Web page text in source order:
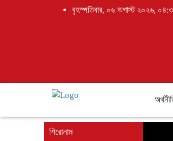
বৃহস্পতিবার, ০৬ অগাস্ট ২০২৬,
শিরোনাম